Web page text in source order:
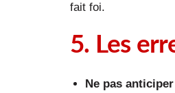
fait foi.
5. Les
Ne pas